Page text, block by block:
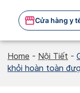
content
Cửa hàng y
Home - Nội Tiết -
khỏi hoàn toàn